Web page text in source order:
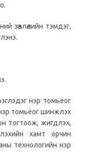
зөвлөлийн тэмдэг,
нэр томьёог
томьёог шинжлэх
тогтоож, жигдлэх,
хамт орчин
технологийн нэр